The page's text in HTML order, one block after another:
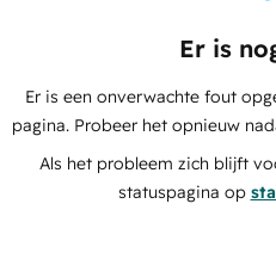
Er is
Er is een onverwachte fout
pagina. Probeer het opnieuw
Als het probleem zich blijft
statuspagina op